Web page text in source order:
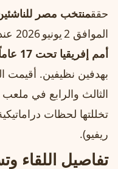
حققمنتخب مصر
الموافق 2 يونيو 2026 عندما حصد المركز الثالث في
أمم إفريقيا تحت 17 عاماً
بهدفين نظيفين. أقيمت
الثالث والرابع في
تخللتها لحظات
ريفيو).
تفاصيل اللقاء